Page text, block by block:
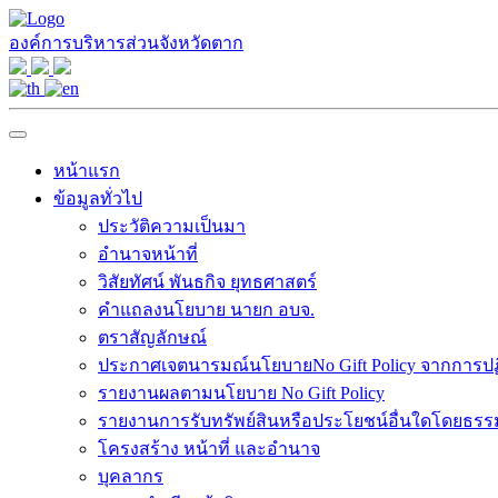
องค์การบริหารส่วนจังหวัดตาก
หน้าแรก
ข้อมูลทั่วไป
ประวัติความเป็นมา
อำนาจหน้าที่
วิสัยทัศน์ พันธกิจ ยุทธศาสตร์
คำแถลงนโยบาย นายก อบจ.
ตราสัญลักษณ์
ประกาศเจตนารมณ์นโยบายNo Gift Policy จากการ
รายงานผลตามนโยบาย No Gift Policy
รายงานการรับทรัพย์สินหรือประโยชน์อื่นใดโดยธรร
โครงสร้าง หน้าที่ และอำนาจ
บุคลากร